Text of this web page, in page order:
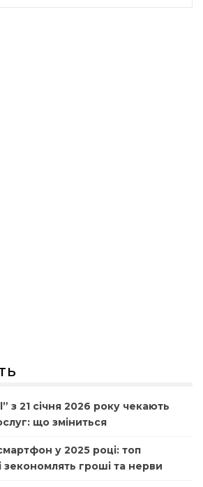
з 21 січня 2026 року чекають
що зміниться
у 2025 році: топ
зекономлять гроші та нерви